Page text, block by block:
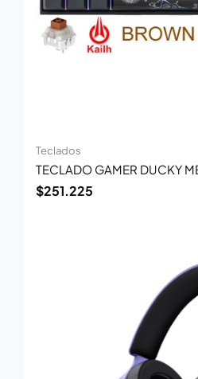
Teclados
TECLADO GAMER DUCKY
$251.225